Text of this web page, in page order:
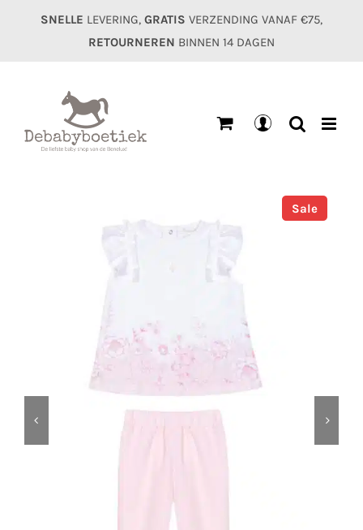
SNELLE LEVERING, GRATIS VERZENDING VANAF €75,
RETOURNEREN BINNEN 14 DAGEN
Sale